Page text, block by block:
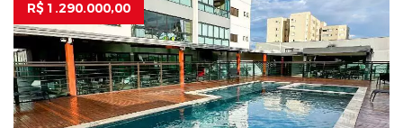
R$ 1.290.000,00